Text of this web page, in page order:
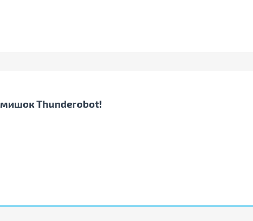
мишок Thunderobot!